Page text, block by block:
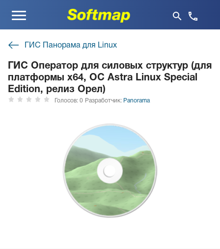
Меню
ГИС Панорама для Linux
ГИС Оператор для силовых структур (для
платформы x64, ОС Astra Linux Special
Edition, релиз Орел)
Голосов: 0 Разработчик: Panorama